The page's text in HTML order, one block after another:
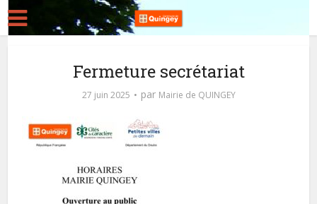
Fermeture secrétariat
27 juin 2025 par Mairie de QUINGEY